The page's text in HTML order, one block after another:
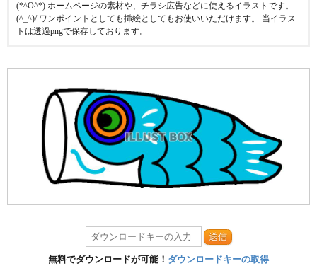
(*^O^*) ホームページの素材や、チラシ広告などに使えるイラストです。
(^_^)/ ワンポイントとしても挿絵としてもお使いいただけます。 当イラス
トは透過pngで保存しております。
送信
無料でダウンロードが可能！ ダウンロードキーの取得